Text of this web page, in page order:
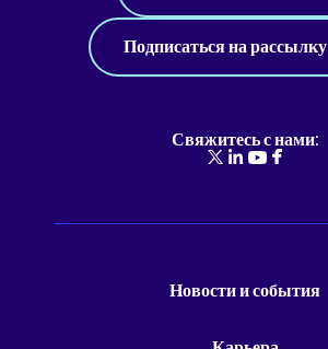
Подписаться на рассылку
Свяжитесь с нами:
Новости и события